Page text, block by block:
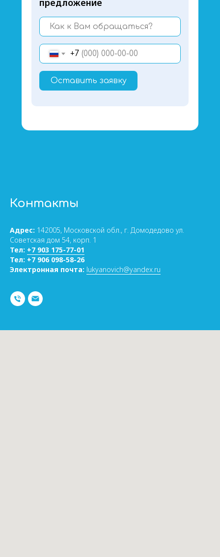
+7
Оставить заявку
предложение
Контакты
Адрес: 142005, Московской обл., г. Домодедово ул.
Советская дом 54, корп. 1
Тел: +7 903 175-77-01
Тел: +7 906 098-58-26
Электронная почта: lukyanovich@yandex.ru